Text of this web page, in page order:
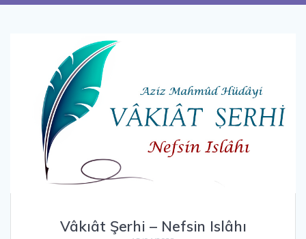
Vâkıât Şerhi – Nefsin Islâhı